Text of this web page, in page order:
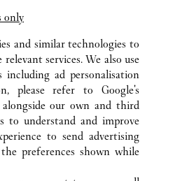
Tab
Visit us on Tumblr
Link Opens in New Tab
LIBANON
BEIRUT
SEA SHOPPING MALL
only
and similar technologies to
services. We also use
including ad personalisation
please refer to Google's
our own and third
to understand and improve
to send advertising
preferences shown while